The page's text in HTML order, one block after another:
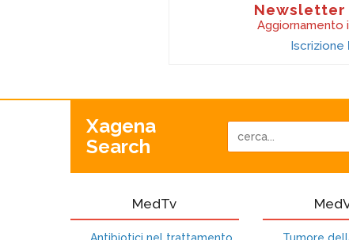
Newsletter
Aggiornamento
Iscrizione
Xagena
Search
MedTv